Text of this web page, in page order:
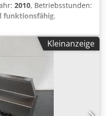
2010, Betriebsstunden:
funktionsfähig,
Handtmann VF-608
ist komplett V2A in
sofort
Dedpfjzcwy Ejx Aiaewa
oder Lengs
Weiteres auf
nur an
keine Gewährleistung.
Kleinanzeige